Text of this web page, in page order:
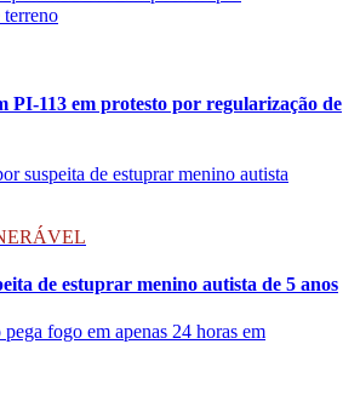
PI-113 em protesto por regularização de
de estuprar menino autista de 5 anos